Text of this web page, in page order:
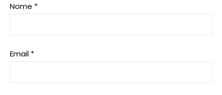
Nome *
Email *